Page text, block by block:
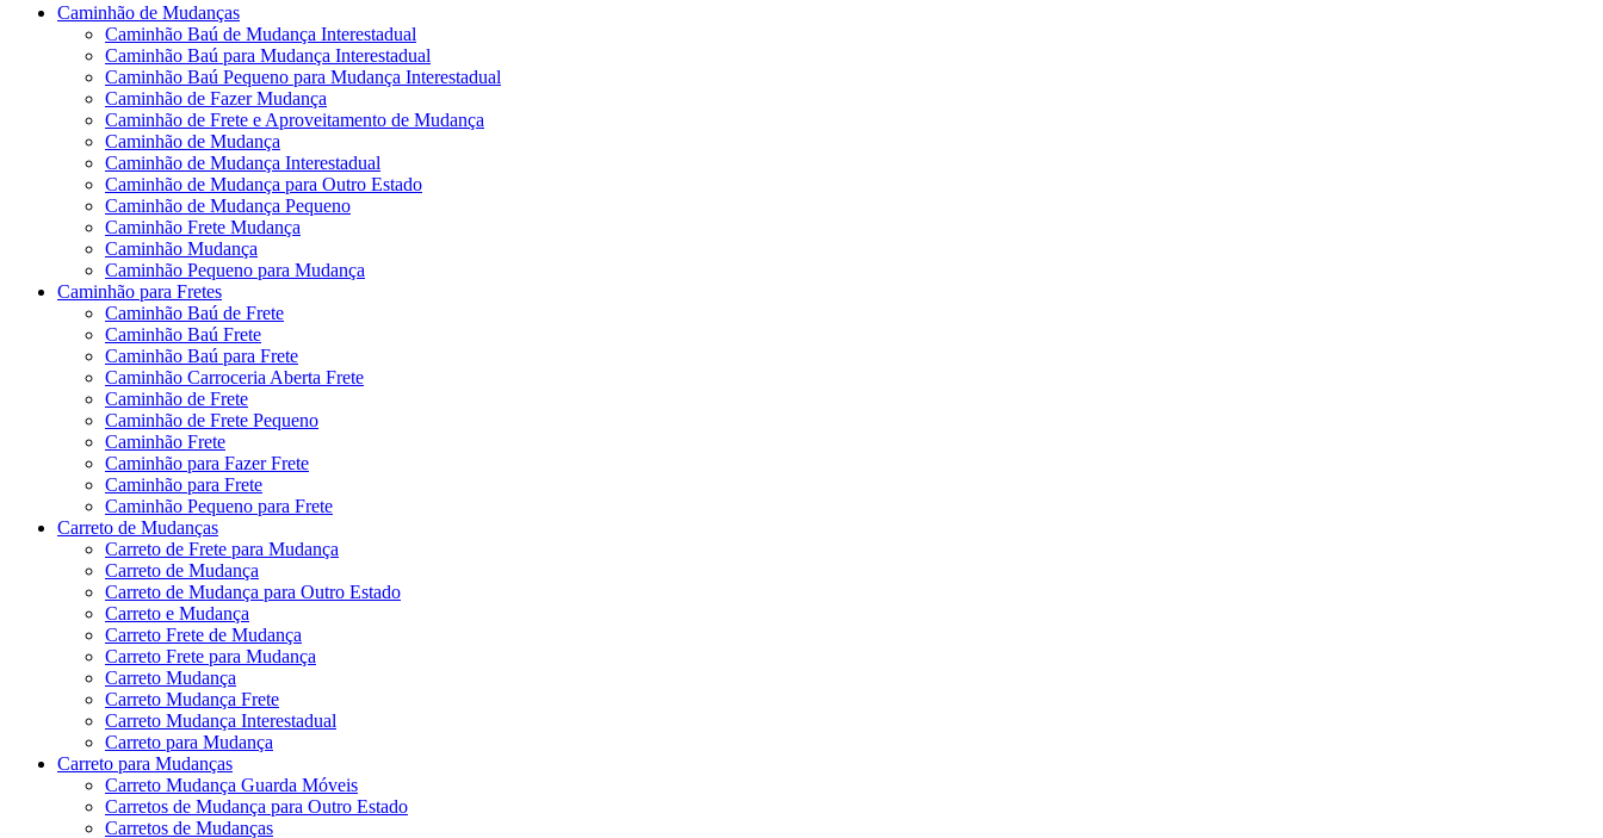
Caminhão de Mudanças
Caminhão Baú de Mudança Interestadual
Caminhão Baú para Mudança Interestadual
Caminhão Baú Pequeno para Mudança Interestadual
Caminhão de Fazer Mudança
Caminhão de Frete e Aproveitamento de Mudança
Caminhão de Mudança
Caminhão de Mudança Interestadual
Caminhão de Mudança para Outro Estado
Caminhão de Mudança Pequeno
Caminhão Frete Mudança
Caminhão Mudança
Caminhão Pequeno para Mudança
Caminhão para Fretes
Caminhão Baú de Frete
Caminhão Baú Frete
Caminhão Baú para Frete
Caminhão Carroceria Aberta Frete
Caminhão de Frete
Caminhão de Frete Pequeno
Caminhão Frete
Caminhão para Fazer Frete
Caminhão para Frete
Caminhão Pequeno para Frete
Carreto de Mudanças
Carreto de Frete para Mudança
Carreto de Mudança
Carreto de Mudança para Outro Estado
Carreto e Mudança
Carreto Frete de Mudança
Carreto Frete para Mudança
Carreto Mudança
Carreto Mudança Frete
Carreto Mudança Interestadual
Carreto para Mudança
Carreto para Mudanças
Carreto Mudança Guarda Móveis
Carretos de Mudança para Outro Estado
Carretos de Mudanças